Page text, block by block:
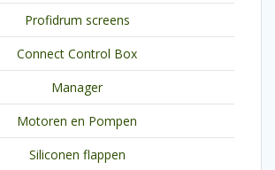
Profidrum screens
Connect Control Box
Manager
Motoren en Pompen
Siliconen flappen